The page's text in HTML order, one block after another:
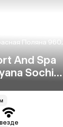
Поляна 960,
And Spa
Sochi
везде